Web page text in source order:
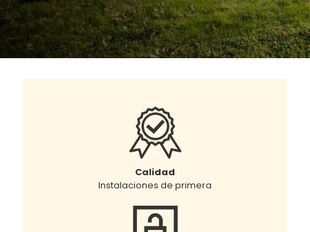
Calidad
Instalaciones de primera